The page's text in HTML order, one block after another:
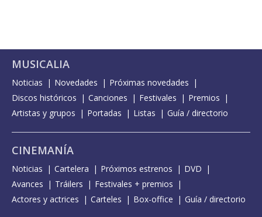
MUSICALIA
Noticias Novedades
Próximas novedades
Discos históricos
Canciones Festivales
Premios
Artistas y grupos
Portadas Listas Guía / directorio
CINEMANÍA
Noticias Cartelera Próximos estrenos
DVD
Avances
Tráilers
Festivales + premios
Actores y actrices
Carteles Box-office Guía / directorio